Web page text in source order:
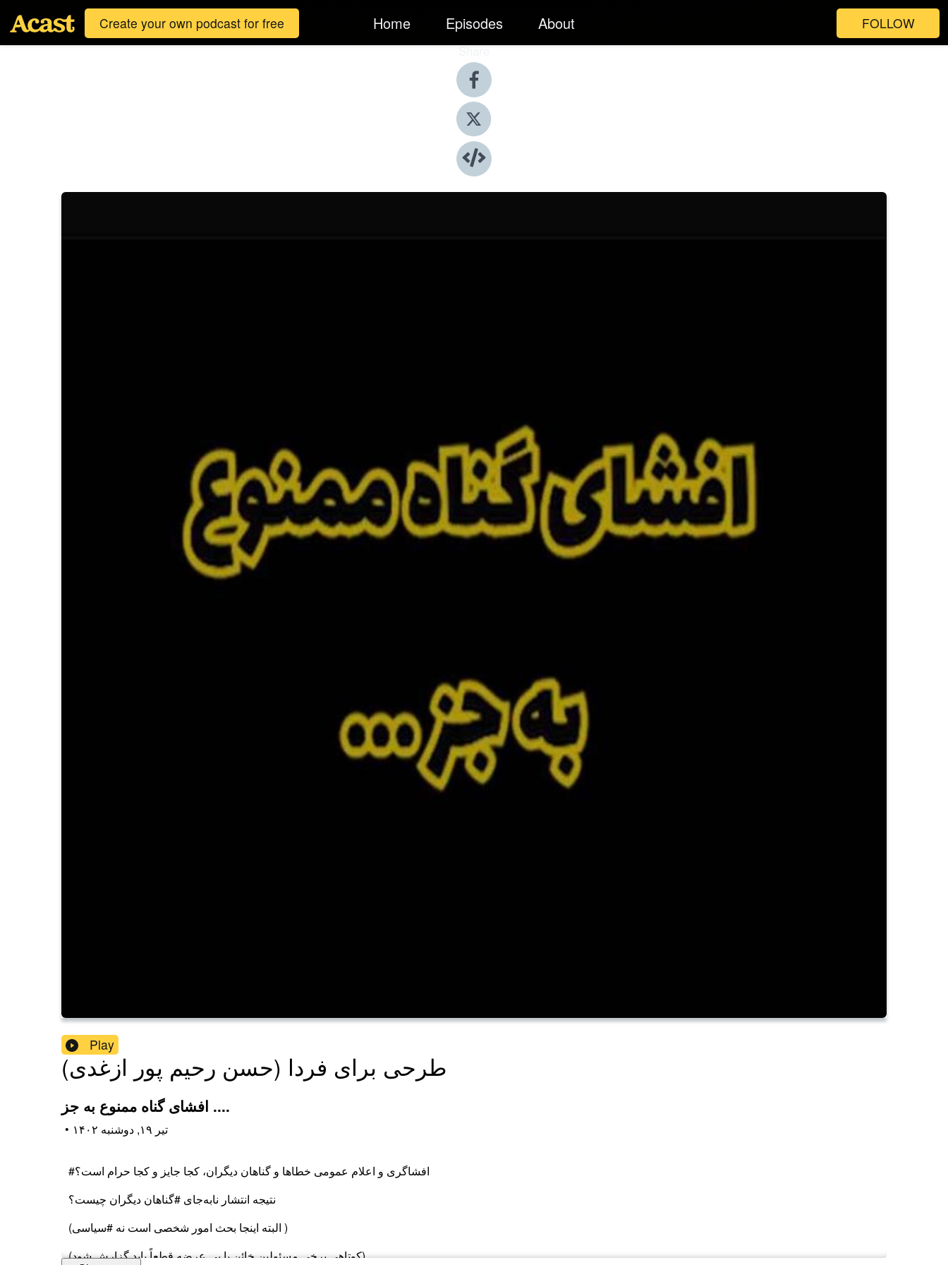
Create your own podcast for free Home Episodes About FOLLOW
Share
Play
طرحی برای فردا (حسن رحیم پور ازغدی)
افشای گناه ممنوع به جز ....
• ۱۴۰۲ تیر ۱۹, دوشنبه
#افشاگری و اعلام عمومی خطاها و گناهان دیگران، کجا جایز و کجا حرام است؟
نتیجه انتشار نابه‌جای #گناهان دیگران چیست؟
(البته اینجا بحث امور شخصی است نه #سیاسی )
(کوتاهی برخی مسئولین خائن یا بی عرضه قطعاً باید گزارش شود)